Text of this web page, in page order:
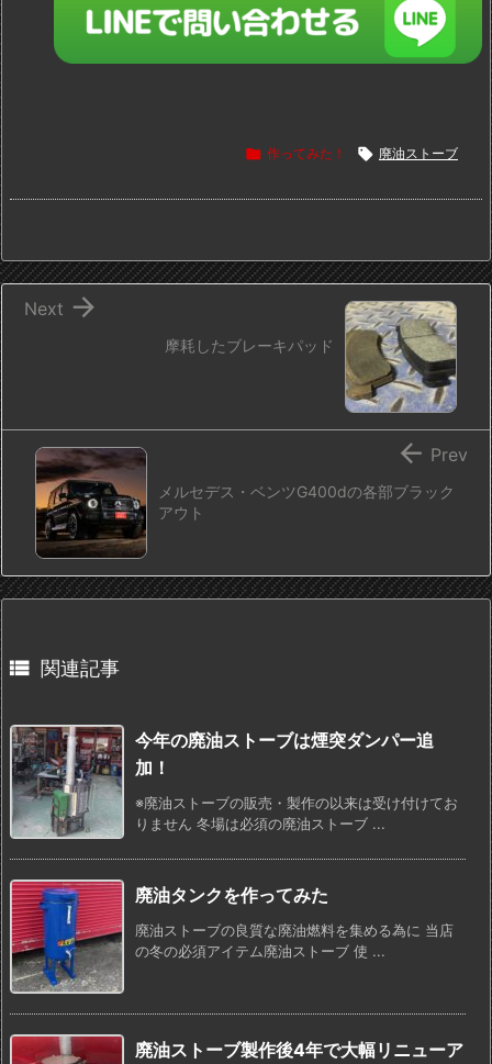
 作ってみた！  廃油ストーブ
摩耗したブレーキパッド

Next
メルセデス・ベンツG400dの各部ブラック
アウト
 Prev
 関連記事
今年の廃油ストーブは煙突ダンパー追
加！
※廃油ストーブの販売・製作の以来は受け付けてお
りません 冬場は必須の廃油ストーブ ...
廃油タンクを作ってみた
廃油ストーブの良質な廃油燃料を集める為に 当店
の冬の必須アイテム廃油ストーブ 使 ...
廃油ストーブ製作後4年で大幅リニューア